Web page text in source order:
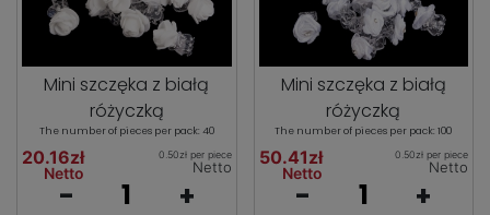
Mini szczęka z białą
różyczką
The number of pieces per pack: 40
20.16zł
Netto
0.50zł per piece
Netto
- +
Mini szczęka z białą
różyczką
The number of pieces per pack: 100
50.41zł
Netto
0.50zł per piece
Netto
- +